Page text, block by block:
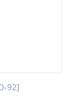
92]